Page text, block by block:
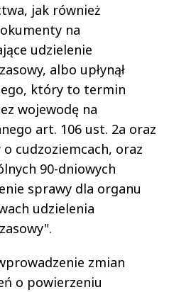
jak również
na
udzielenie
albo upłynął
który to termin
wojewodę na
art. 106 ust. 2a oraz
cudzoziemcach, oraz
90-dniowych
sprawy dla organu
udzielenia
zmian
o powierzeniu